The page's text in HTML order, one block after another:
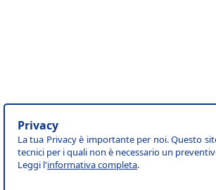
Privacy
La tua Privacy è importante per noi. Questo
tecnici per i quali non è necessario un
Leggi l'informativa completa.